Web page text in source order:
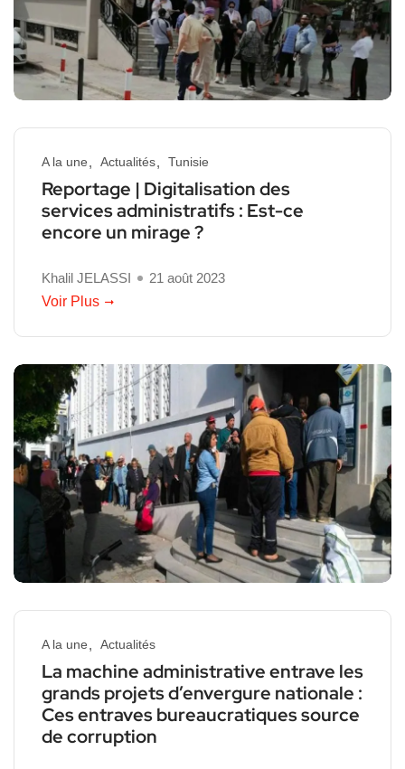
A la une Actualités Tunisie
Reportage | Digitalisation des
services administratifs : Est-ce
encore un mirage ?
Khalil JELASSI
21 août 2023
Voir Plus
A la une Actualités
La machine administrative entrave les
grands projets d’envergure nationale :
Ces entraves bureaucratiques source
de corruption